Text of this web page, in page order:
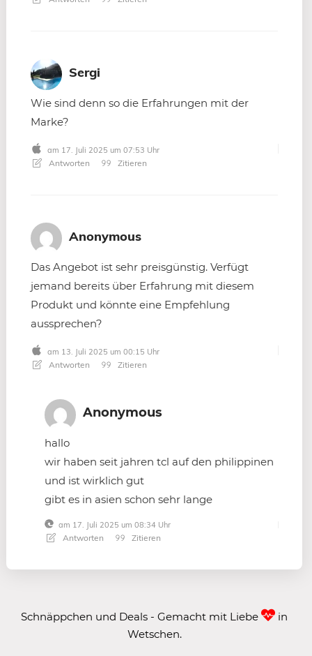
Sergi
Wie sind denn so die Erfahrungen mit der
Marke?
am 17. Juli 2025 um 07:53 Uhr
Antworten Zitieren
Anonymous
Das Angebot ist sehr preisgünstig. Verfügt
jemand bereits über Erfahrung mit diesem
Produkt und könnte eine Empfehlung
aussprechen?
am 13. Juli 2025 um 00:15 Uhr
Antworten Zitieren
Anonymous
hallo
wir haben seit jahren tcl auf den philippinen
und ist wirklich gut
gibt es in asien schon sehr lange
am 17. Juli 2025 um 08:34 Uhr
Antworten Zitieren
Schnäppchen und Deals - Gemacht mit Liebe
in
Wetschen.